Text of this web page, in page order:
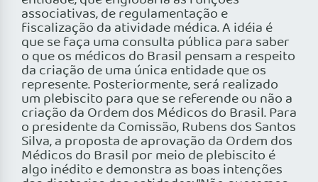
associativas, de regulamentação e
fiscalização da atividade médica. A idéia é
que se faça uma consulta pública para saber
o que os médicos do Brasil pensam a respeito
da criação de uma única entidade que os
represente. Posteriormente, será realizado
um plebiscito para que se referende ou não a
criação da Ordem dos Médicos do Brasil. Para
o presidente da Comissão, Rubens dos Santos
Silva, a proposta de aprovação da Ordem dos
Médicos do Brasil por meio de plebiscito é
algo inédito e demonstra as boas intenções